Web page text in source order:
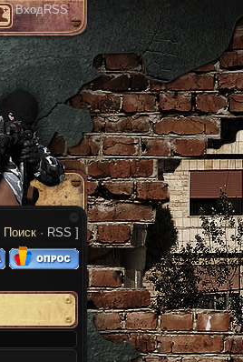
RSS
Вход
Поиск · RSS ]